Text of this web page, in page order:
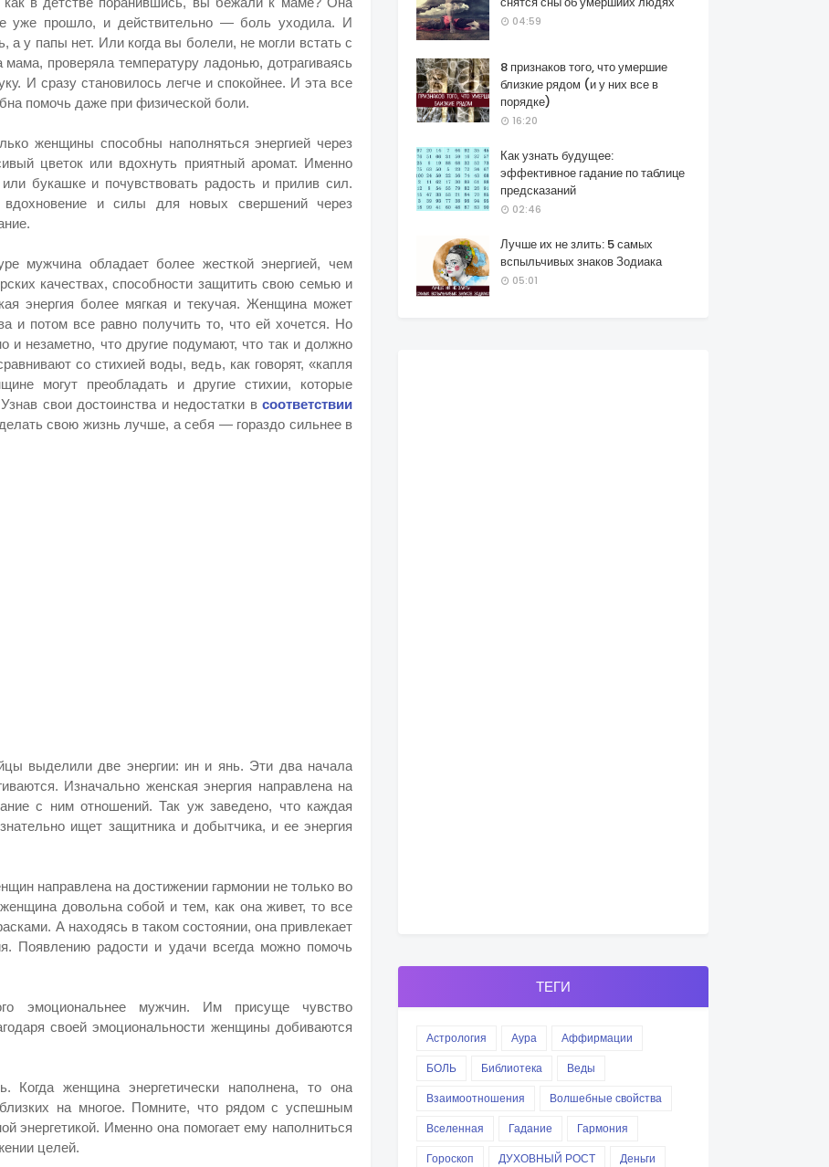
уже прошло, и действительно — боль уходила. И
а у папы нет. Или когда вы болели, не могли встать с
проверяла температуру ладонью, дотрагиваясь
И сразу становилось легче и спокойнее. И эта все
помочь даже при физической боли.
женщины способны наполняться энергией через
цветок или вдохнуть приятный аромат. Именно
букашке и почувствовать радость и прилив сил.
и силы для новых свершений через
мужчина обладает более жесткой энергией, чем
качествах, способности защитить свою семью и
энергия более мягкая и текучая. Женщина может
и потом все равно получить то, что ей хочется. Но
и незаметно, что другие подумают, что так и должно
со стихией воды, ведь, как говорят, «капля
могут преобладать и другие стихии, которые
свои достоинства и недостатки в соответствии
свою жизнь лучше, а себя — гораздо сильнее в
выделили две энергии: ин и янь. Эти два начала
Изначально женская энергия направлена на
с ним отношений. Так уж заведено, что каждая
ищет защитника и добытчика, и ее энергия
направлена на достижении гармонии не только во
довольна собой и тем, как она живет, то все
А находясь в таком состоянии, она привлекает
Появлению радости и удачи всегда можно помочь
эмоциональнее мужчин. Им присуще чувство
своей эмоциональности женщины добиваются
Когда женщина энергетически наполнена, то она
на многое. Помните, что рядом с успешным
энергетикой. Именно она помогает ему наполниться
целей.
04:59
8 признаков того, что умершие
близкие рядом (и у них все в
порядке)
16:20
Как узнать будущее:
эффективное гадание по таблице
предсказаний
02:46
Лучше их не злить: 5 самых
вспыльчивых знаков Зодиака
05:01
ТЕГИ
Астрология Аура
Аффирмации
БОЛЬ
Библиотека
Веды
Взаимоотношения
Волшебные свойства
Вселенная
Гадание
Гармония
Гороскоп
ДУХОВНЫЙ РОСТ
Деньги